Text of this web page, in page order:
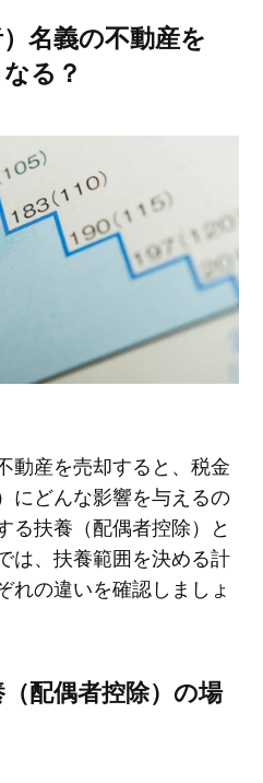
名義の不動産を
る？
動産を売却すると、税金
にどんな影響を与えるの
る扶養（配偶者控除）と
は、扶養範囲を決める計
れの違いを確認しましょ
配偶者控除）の場